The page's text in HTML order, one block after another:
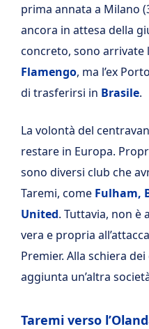
prima annata a Milano
ancora in attesa della
concreto, sono arrivate
Flamengo, ma l’ex
di trasferirsi in Brasile.
La volontà del
restare in Europa.
sono diversi club che
Taremi, come Fulham,
United. Tuttavia, non è
vera e propria
Premier. Alla schiera
aggiunta un’altra
Taremi verso